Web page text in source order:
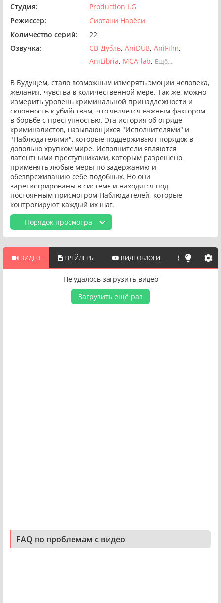
Студия:
Production I.G
Режиссер:
Сиотани Наоёси
Количество серий:
22
Озвучка:
СВ-Дубль AniDUB AniFilm
AniLibria MCA-lab Ещё...
В Будущем, стало возможным измерять эмоции человека,
желания, чувства в количественной мере. Так же, можно
измерить уровень криминальной принадлежности и
склонность к убийствам, что является важным фактором
в борьбе с преступностью. Эта история об отряде
криминалистов, называющихся "Исполнителями" и
"Наблюдателями", которые поддерживают порядок в
довольно хрупком мире. Исполнители являются
латентными преступниками, которым разрешено
применять любые меры по задержанию и
обезвреживанию себе подобных. Но они
зарегистрированы в системе и находятся под
постоянным присмотром Наблюдателей, которые
контролируют каждый их шаг.
Порядок просмотра
ВИДЕО ТРЕЙЛЕРЫ ВИДЕОБЛОГИ ПОХОЖИЕ
Не удалось загрузить видео
Загрузить ещё раз
FAQ по проблемам с видео